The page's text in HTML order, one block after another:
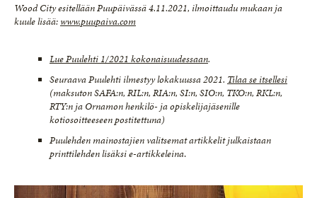
Wood City esitellään Puupäivässä 4.11.2021, ilmoittaudu mukaan ja
kuule lisää:www.puupaiva.com
Lue Puulehti 1/2021 kokonaisuudessaan.
Seuraava Puulehti ilmestyy lokakuussa 2021. Tilaa se itsellesi
(maksuton SAFA:n, RIL:n, RIA:n, SI:n, SIO:n, TKO:n, RKL:n,
RTY:n ja Ornamon henkilö- ja opiskelijajäsenille
kotiosoitteeseen postitettuna)
Puulehden mainostajien valitsemat artikkelit julkaistaan
printtilehden lisäksi e-artikkeleina.